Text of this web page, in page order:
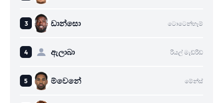
ඩාන්සො ටොටෙන්හෑම්
ඇලාබා රියල් මැඩ්රිඩ්
ම්වෙනේ මේන්ස්